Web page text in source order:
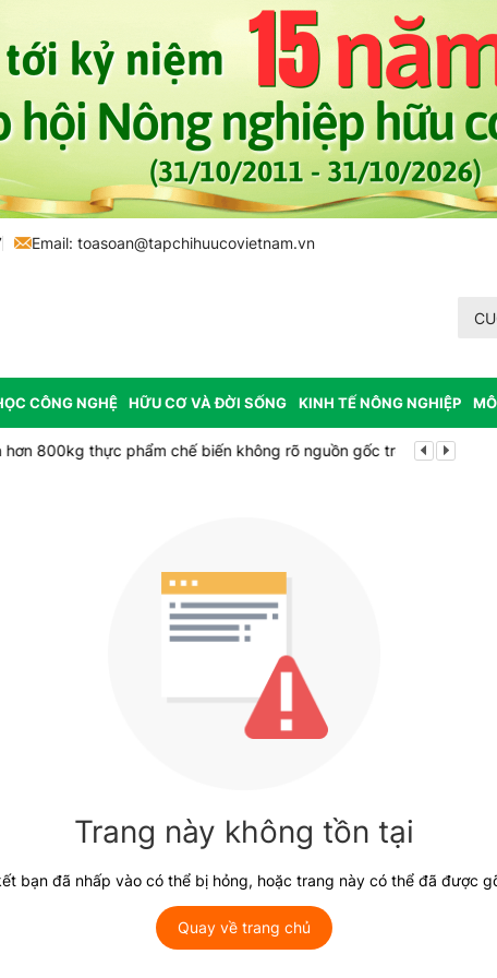
Email: toasoan@tapchihuucovietnam.vn
CÔNG NGHỆ HỮU CƠ VÀ ĐỜI SỐNG KINH TẾ NÔNG NGHIỆP
không rõ nguồn gốc trên xe khách Cảnh báo
Trang này không tồn tại
bạn đã nhấp vào có thể bị hỏng, hoặc trang này có thể đã được
Quay về trang chủ